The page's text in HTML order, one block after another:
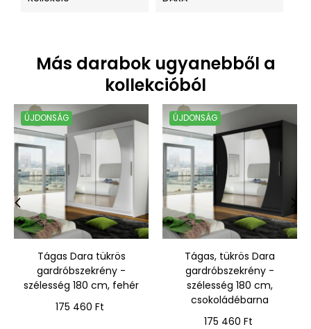
Más darabok ugyanebből a
kollekcióból
ÚJDONSÁG
Tágas Dara tükrös
gardróbszekrény -
szélesség 180 cm, fehér
Ár
175 460 Ft
ÚJDONSÁG
Tágas, tükrös Dara
gardróbszekrény -
szélesség 180 cm,
csokoládébarna
Ár
175 460 Ft
‹ ›